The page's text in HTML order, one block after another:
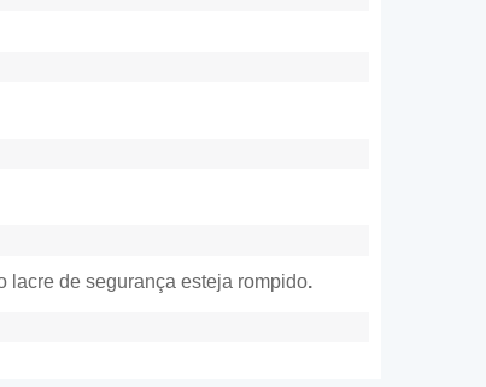
lacre de segurança esteja rompido.